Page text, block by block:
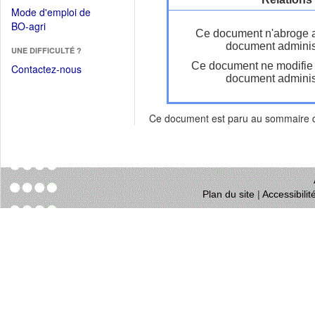
dans
une
fenêtre)
Mode d'emploi de
BO-agri(Ouvrir
une
nouvelle
UNE DIFFICULTÉ ?
Contactez-nous
Ce document n'abroge
document
Ce document ne
document
Ce document est paru au sommaire
Plan du site|